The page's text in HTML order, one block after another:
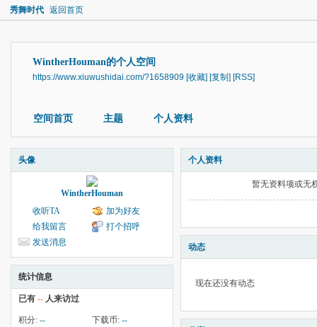
秀舞时代 返回首页
WintherHouman的个人空间
https://www.xiuwushidai.com/?1658909 [收藏] [复制] [RSS]
空间首页 主题 个人资料
头像
WintherHouman
收听TA
加为好友
给我留言
打个招呼
发送消息
统计信息
已有 -- 人来访过
积分: -- 下载币: --
个人资料
暂无资料项或无
动态
现在还没有动态